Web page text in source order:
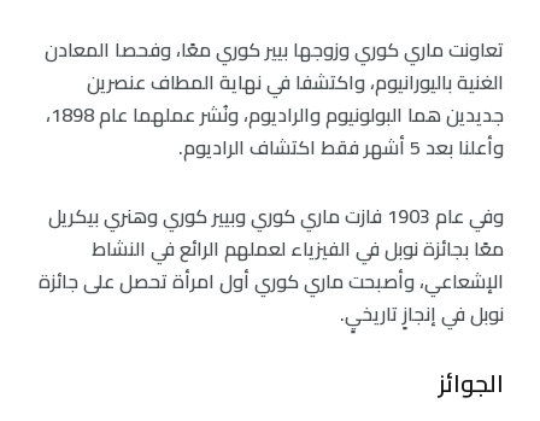
تعاونت ماري كوري وزوجها بيير كوري معًا، وفحصا المعادن
الغنية باليورانيوم، واكتشفا في نهاية المطاف عنصرين
جديدين هما البولونيوم والراديوم، ونُشر عملهما عام 1898،
وأعلنا بعد 5 أشهر فقط اكتشاف الراديوم.
وفي عام 1903 فازت ماري كوري وبيير كوري وهنري بيكريل
معًا بجائزة نوبل في الفيزياء لعملهم الرائع في النشاط
الإشعاعي، وأصبحت ماري كوري أول امرأة تحصل على جائزة
نوبل في إنجازٍ تاريخيٍ.
الجوائز